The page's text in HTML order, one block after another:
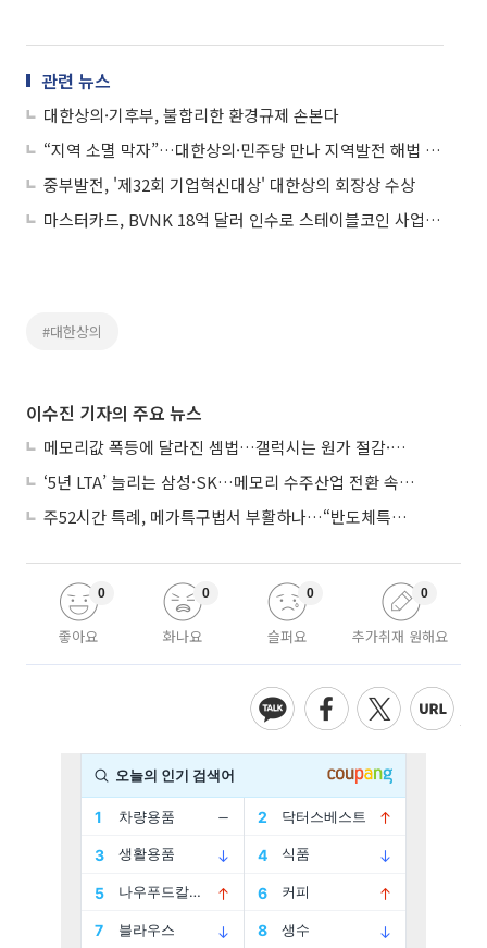
관련 뉴스
대한상의·기후부, 불합리한 환경규제 손본다
“지역 소멸 막자”…대한상의·민주당 만나 지역발전 해법 토론
중부발전, '제32회 기업혁신대상' 대한상의 회장상 수상
마스터카드, BVNK 18억 달러 인수로 스테이블코인 사업 본격 확장
#대한상의
이수진 기자의 주요 뉴스
메모리값 폭등에 달라진 셈법…갤럭시는 원가 절감·아이폰은 서비스 확대
‘5년 LTA’ 늘리는 삼성·SK…메모리 수주산업 전환 속 다른 셈법
주52시간 특례, 메가특구법서 부활하나…“반도체특별법 담겨야”
좋아요
0
화나요
0
슬퍼요
0
추가취재 원해요
0